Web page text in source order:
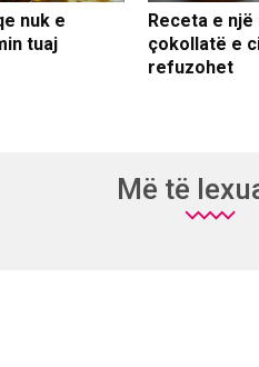
nuk e
tuaj
Receta e
çokollatë e
refuzohet
Më të